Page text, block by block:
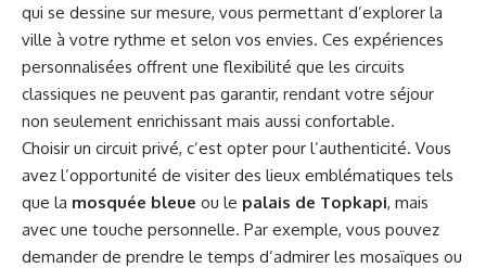
qui se dessine sur mesure, vous permettant d’explorer la
ville à votre rythme et selon vos envies. Ces expériences
personnalisées offrent une flexibilité que les circuits
classiques ne peuvent pas garantir, rendant votre séjour
non seulement enrichissant mais aussi confortable.
Choisir un circuit privé, c’est opter pour l’authenticité. Vous
avez l’opportunité de visiter des lieux emblématiques tels
que la mosquée bleue ou le palais de Topkapi, mais
avec une touche personnelle. Par exemple, vous pouvez
demander de prendre le temps d’admirer les mosaïques ou